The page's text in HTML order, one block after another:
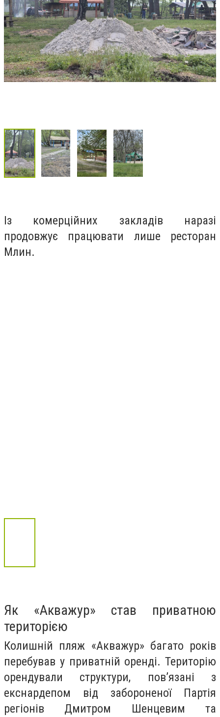
Із комерційних закладів наразі
продовжує працювати лише ресторан
Млин.
Як «Акважур» став приватною
територією
Колишній пляж «Акважур» багато років
перебував у приватній оренді. Територію
орендували структури, пов’язані з
екснардепом від забороненої Партія
регіонів Дмитром Шенцевим та